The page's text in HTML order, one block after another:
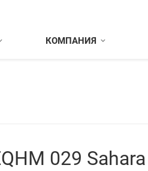
КОМПАНИЯ
029 Sahara